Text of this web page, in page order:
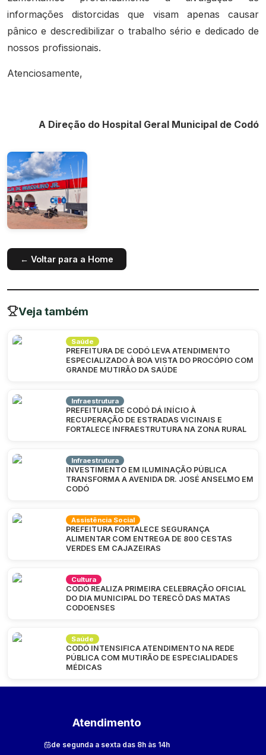
informações distorcidas que visam apenas causar
pânico e descredibilizar o trabalho sério e dedicado de
nossos profissionais.
Atenciosamente,
A Direção do Hospital Geral Municipal de Codó
← Voltar para a Home
Veja também
Saúde
PREFEITURA DE CODÓ LEVA ATENDIMENTO
ESPECIALIZADO À BOA VISTA DO PROCÓPIO COM
GRANDE MUTIRÃO DA SAÚDE
Infraestrutura
PREFEITURA DE CODÓ DÁ INÍCIO À
RECUPERAÇÃO DE ESTRADAS VICINAIS E
FORTALECE INFRAESTRUTURA NA ZONA RURAL
Infraestrutura
INVESTIMENTO EM ILUMINAÇÃO PÚBLICA
TRANSFORMA A AVENIDA DR. JOSÉ ANSELMO EM
CODÓ
Assistência Social
PREFEITURA FORTALECE SEGURANÇA
ALIMENTAR COM ENTREGA DE 800 CESTAS
VERDES EM CAJAZEIRAS
Cultura
CODÓ REALIZA PRIMEIRA CELEBRAÇÃO OFICIAL
DO DIA MUNICIPAL DO TERECÔ DAS MATAS
CODOENSES
Saúde
CODÓ INTENSIFICA ATENDIMENTO NA REDE
PÚBLICA COM MUTIRÃO DE ESPECIALIDADES
MÉDICAS
Atendimento
de segunda a sexta das 8h às 14h